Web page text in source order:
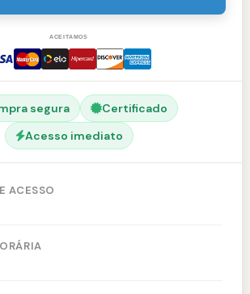
ACEITAMOS
segura
Certificado
Acesso imediato
ACESSO